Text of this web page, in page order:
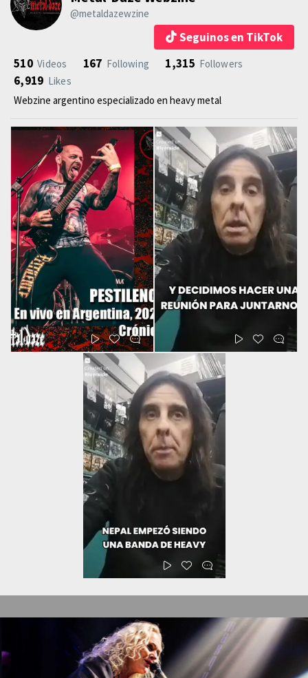
@metaldazewzine
Seguinos en TikTok
510 Videos 167 Following 1,315 Followers
6,919 Likes
Webzine argentino especializado en heavy metal